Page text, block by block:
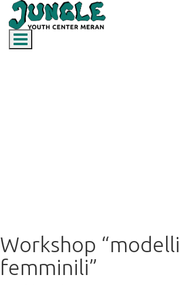
Toggle navigation
Workshop “modelli
femminili”